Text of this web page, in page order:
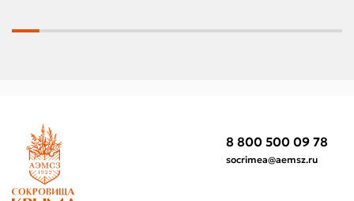
8 800 500 09 78
socrimea@aemsz.ru